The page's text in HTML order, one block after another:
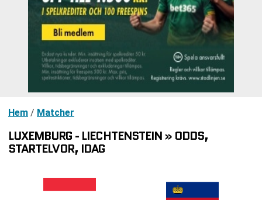
Hem / Matcher
LUXEMBURG - LIECHTENSTEIN » ODDS,
STARTELVOR, IDAG